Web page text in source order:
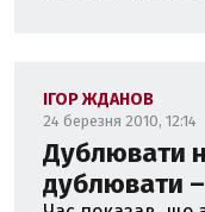
ІГОР ЖДАНОВ
24 березня 2010, 12:14
Дублювати
дублювати